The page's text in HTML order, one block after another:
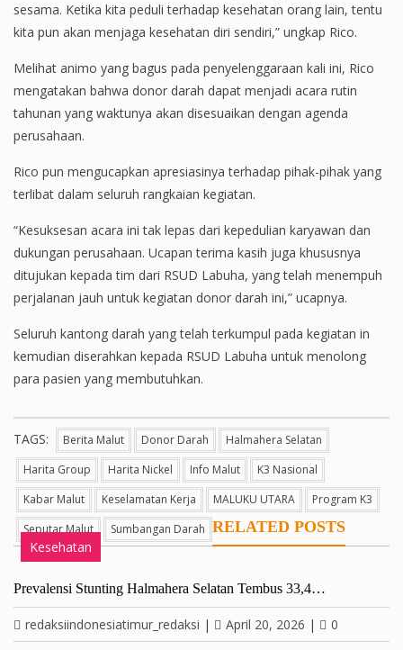
sesama. Ketika kita peduli terhadap kesehatan orang lain, tentu
kita pun akan menjaga kesehatan diri sendiri,” ungkap Rico.
Melihat animo yang bagus pada penyelenggaraan kali ini, Rico
mengatakan bahwa donor darah dapat menjadi acara rutin
tahunan yang waktunya akan disesuaikan dengan agenda
perusahaan.
Rico pun mengucapkan apresiasinya terhadap pihak-pihak yang
terlibat dalam seluruh rangkaian kegiatan.
“Kesuksesan acara ini tak lepas dari kepedulian karyawan dan
dukungan perusahaan. Ucapan terima kasih juga khususnya
ditujukan kepada tim dari RSUD Labuha, yang telah menempuh
perjalanan jauh untuk kegiatan donor darah ini,” ucapnya.
Seluruh kantong darah yang telah terkumpul pada kegiatan in
kemudian diserahkan kepada RSUD Labuha untuk menolong
para pasien yang membutuhkan.
TAGS: Berita Malut Donor Darah
Halmahera Selatan
Harita Group
Harita Nickel Info Malut
K3 Nasional
Kabar Malut
Keselamatan Kerja MALUKU UTARA
Program K3
Seputar Malut
Sumbangan Darah RELATED POSTS
Kesehatan
Prevalensi Stunting Halmahera Selatan Tembus 33,4…
redaksiindonesiatimur_redaksi | April 20, 2026 | 0